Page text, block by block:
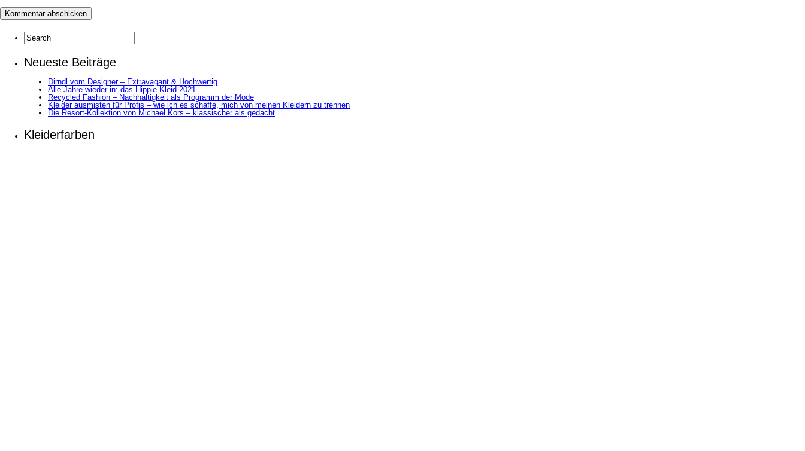
Neueste Beiträge
Dirndl vom Designer – Extravagant & Hochwertig
Alle Jahre wieder in: das Hippie Kleid 2021
Recycled Fashion – Nachhaltigkeit als Programm der Mode
Kleider ausmisten für Profis – wie ich es schaffe, mich von meinen Kleidern zu trennen
Die Resort-Kollektion von Michael Kors – klassischer als gedacht
Kleiderfarben